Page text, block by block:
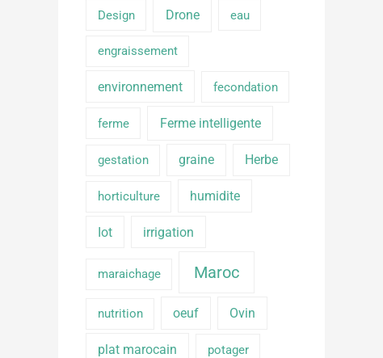
Design Drone eau
engraissement
environnement fecondation
ferme Ferme intelligente
gestation graine Herbe
horticulture humidite
Iot irrigation
maraichage Maroc
nutrition oeuf Ovin
plat marocain potager